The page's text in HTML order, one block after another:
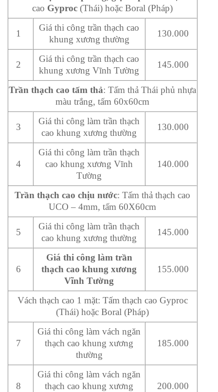
cao Gyproc (Thái) hoặc Boral (Pháp)
1
Giá thi công trần thạch cao
khung xương thường
130.000
2
Giá thi công trần thạch cao
khung xương Vĩnh Tường
145.000
Trần thạch cao tấm thả: Tấm thả Thái phủ nhựa
màu trắng, tấm 60x60cm
3
Giá thi công làm trần thạch
cao khung xương thường
130.000
4
Giá thi công làm trần thạch
cao khung xương Vĩnh
Tường
140.000
Trần thạch cao chịu nước: Tấm thả thạch cao
UCO – 4mm, tấm 60X60cm
5
Giá thi công làm trần thạch
cao khung xương thường
145.000
6
Giá thi công làm trần
thạch cao khung xương
Vĩnh Tường
155.000
Vách thạch cao 1 mặt: Tấm thạch cao Gyproc
(Thái) hoặc Boral (Pháp)
7
Giá thi công làm vách ngăn
thạch cao khung xương
thường
185.000
8
Giá thi công làm vách ngăn
thạch cao khung xương
200.000